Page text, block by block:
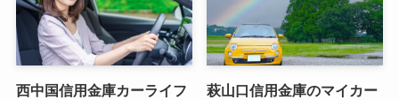
西中国信用金庫カーライフ
萩山口信用金庫のマイカー